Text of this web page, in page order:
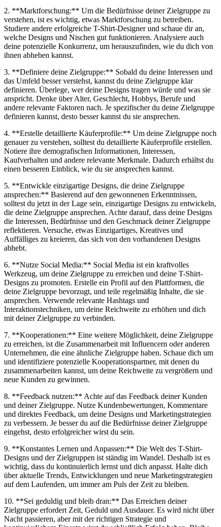
2. **Marktforschung:** Um die Bedürfnisse deiner Zielgruppe zu
verstehen, ist es wichtig, etwas Marktforschung zu betreiben.
Studiere andere erfolgreiche T-Shirt-Designer und schaue dir an,
welche Designs und Nischen gut funktionieren. Analysiere auch
deine potenzielle Konkurrenz, um herauszufinden, wie du dich von
ihnen abheben kannst.
3. **Definiere deine Zielgruppe:** Sobald du deine Interessen und
das Umfeld besser verstehst, kannst du deine Zielgruppe klar
definieren. Überlege, wer deine Designs tragen würde und was sie
anspricht. Denke über Alter, Geschlecht, Hobbys, Berufe und
andere relevante Faktoren nach. Je spezifischer du deine Zielgruppe
definieren kannst, desto besser kannst du sie ansprechen.
4. **Erstelle detaillierte Käuferprofile:** Um deine Zielgruppe noch
genauer zu verstehen, solltest du detaillierte Käuferprofile erstellen.
Notiere ihre demografischen Informationen, Interessen,
Kaufverhalten und andere relevante Merkmale. Dadurch erhältst du
einen besseren Einblick, wie du sie ansprechen kannst.
5. **Entwickle einzigartige Designs, die deine Zielgruppe
ansprechen:** Basierend auf den gewonnenen Erkenntnissen,
solltest du jetzt in der Lage sein, einzigartige Designs zu entwickeln,
die deine Zielgruppe ansprechen. Achte darauf, dass deine Designs
die Interessen, Bedürfnisse und den Geschmack deiner Zielgruppe
reflektieren. Versuche, etwas Einzigartiges, Kreatives und
Auffälliges zu kreieren, das sich von den vorhandenen Designs
abhebt.
6. **Nutze Social Media:** Social Media ist ein kraftvolles
Werkzeug, um deine Zielgruppe zu erreichen und deine T-Shirt-
Designs zu promoten. Erstelle ein Profil auf den Plattformen, die
deine Zielgruppe bevorzugt, und teile regelmäßig Inhalte, die sie
ansprechen. Verwende relevante Hashtags und
Interaktionstechniken, um deine Reichweite zu erhöhen und dich
mit deiner Zielgruppe zu verbinden.
7. **Kooperationen:** Eine weitere Möglichkeit, deine Zielgruppe
zu erreichen, ist die Zusammenarbeit mit Influencern oder anderen
Unternehmen, die eine ähnliche Zielgruppe haben. Schaue dich um
und identifiziere potenzielle Kooperationspartner, mit denen du
zusammenarbeiten kannst, um deine Reichweite zu vergrößern und
neue Kunden zu gewinnen.
8. **Feedback nutzen:** Achte auf das Feedback deiner Kunden
und deiner Zielgruppe. Nutze Kundenbewertungen, Kommentare
und direktes Feedback, um deine Designs und Marketingstrategien
zu verbessern. Je besser du auf die Bedürfnisse deiner Zielgruppe
eingehst, desto erfolgreicher wirst du sein.
9. **Konstantes Lernen und Anpassen:** Die Welt des T-Shirt-
Designs und der Zielgruppen ist ständig im Wandel. Deshalb ist es
wichtig, dass du kontinuierlich lernst und dich anpasst. Halte dich
über aktuelle Trends, Entwicklungen und neue Marketingstrategien
auf dem Laufenden, um immer am Puls der Zeit zu bleiben.
10. **Sei geduldig und bleib dran:** Das Erreichen deiner
Zielgruppe erfordert Zeit, Geduld und Ausdauer. Es wird nicht über
Nacht passieren, aber mit der richtigen Strategie und